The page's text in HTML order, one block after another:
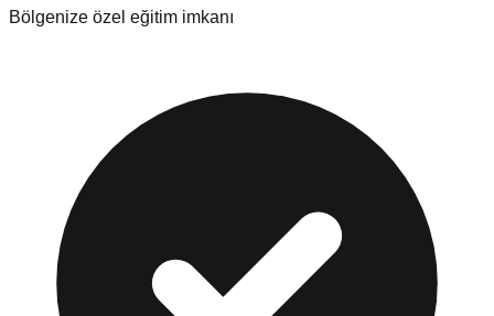
Bölgenize özel eğitim imkanı